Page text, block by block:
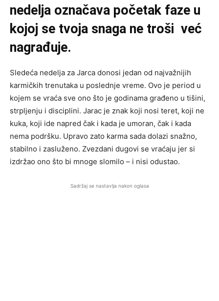
nedelja označava početak faze u
kojoj se tvoja snaga ne troši već
nagrađuje.
Sledeća nedelja za Jarca donosi jedan od najvažnijih
karmičkih trenutaka u poslednje vreme. Ovo je period u
kojem se vraća sve ono što je godinama građeno u tišini,
strpljenju i disciplini. Jarac je znak koji nosi teret, koji ne
kuka, koji ide napred čak i kada je umoran, čak i kada
nema podršku. Upravo zato karma sada dolazi snažno,
stabilno i zasluženo. Zvezdani dugovi se vraćaju jer si
izdržao ono što bi mnoge slomilo – i nisi odustao.
Sadržaj se nastavlja nakon oglasa